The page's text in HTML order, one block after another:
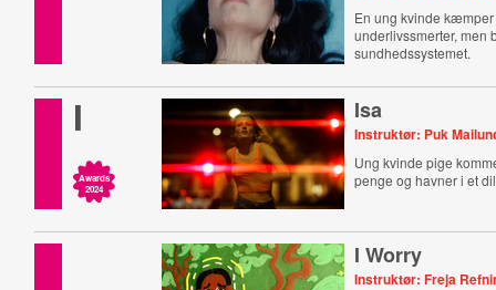
En ung kvinde
underlivssmerter, men
sundhedssystemet.
I
Awards
2024
Isa
Instruktør: Puk
Ung kvinde pige
penge og havner i et
I Worry
Instruktør: Freja